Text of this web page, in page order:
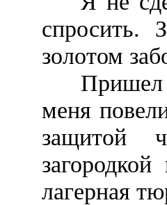
спросить.
золотом
Пришел
меня
защитой
лагерная